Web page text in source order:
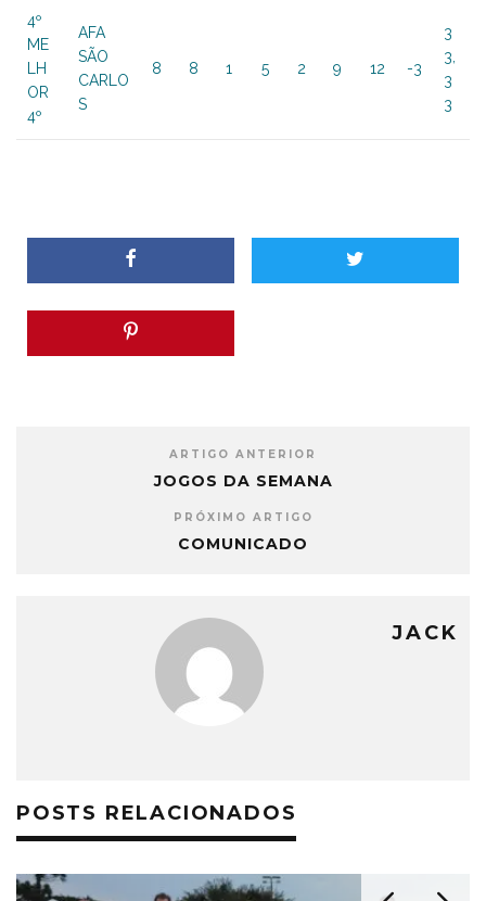
4º
ME
LH
OR
4º
AFA
SÃO
CARLO
S
8 8 1 5 2 9 12 -3
3
3,
3
3
ARTIGO ANTERIOR
JOGOS DA SEMANA
PRÓXIMO ARTIGO
COMUNICADO
JACK
POSTS RELACIONADOS